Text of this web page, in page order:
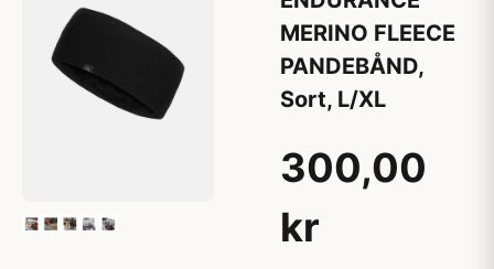
MERINO FLEECE
PANDEBÅND,
Sort, L/XL
300,00
kr